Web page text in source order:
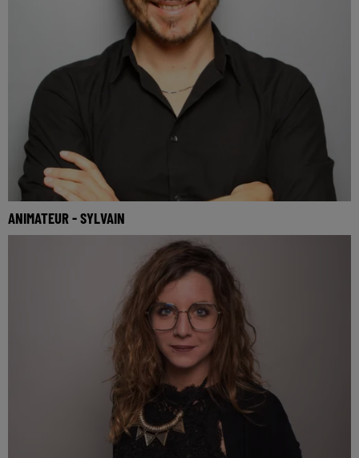
ANIMATEUR - SYLVAIN